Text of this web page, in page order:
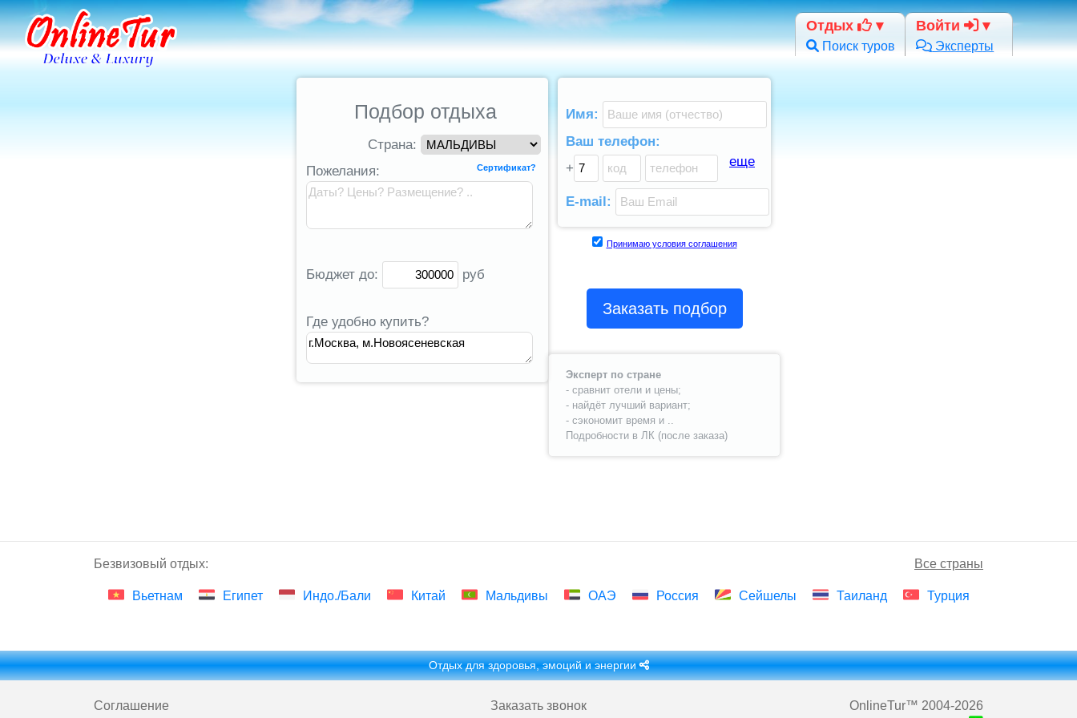
Отдых
Поиск туров
Войти
Эксперты
Подбор отдыха
Страна:
Пожелания:
Сертификат?
Бюджет до: руб
Где удобно купить?
Имя:
Ваш телефон:
+
еще
E-mail:
Принимаю условия соглашения
Заказать подбор
Эксперт по стране
- сравнит отели и цены;
- найдёт лучший вариант;
- сэкономит время и ..
Подробности в ЛК (после заказа)
Безвизовый отдых: Все страны
Вьетнам Египет Индо./Бали Китай Мальдивы ОАЭ Россия Сейшелы Таиланд Турция
Отдых для здоровья, эмоций и энергии
Соглашение Заказать звонок OnlineTur™ 2004-2026